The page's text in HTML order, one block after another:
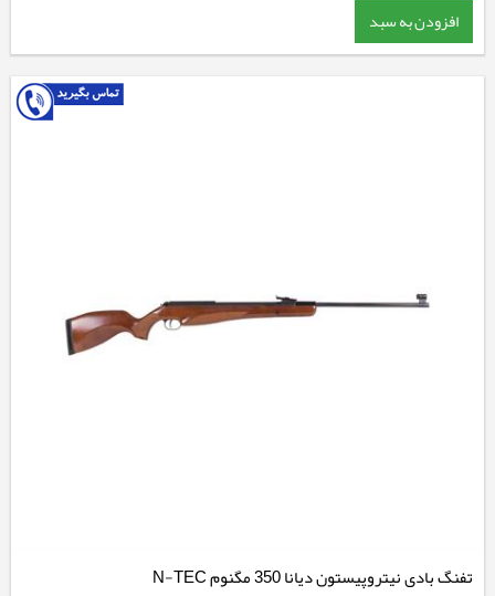
افزودن به سبد
تفنگ بادی نیتروپیستون دیانا 350 مگنوم N-TEC